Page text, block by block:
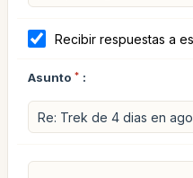
Recibir respuestas a
Asunto * :